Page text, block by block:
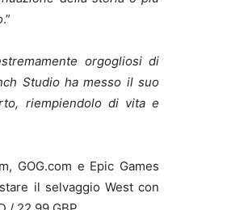
.”
orgogliosi di
Studio ha messo il suo
riempiendolo di vita e
GOG.com e Epic Games
il selvaggio West con